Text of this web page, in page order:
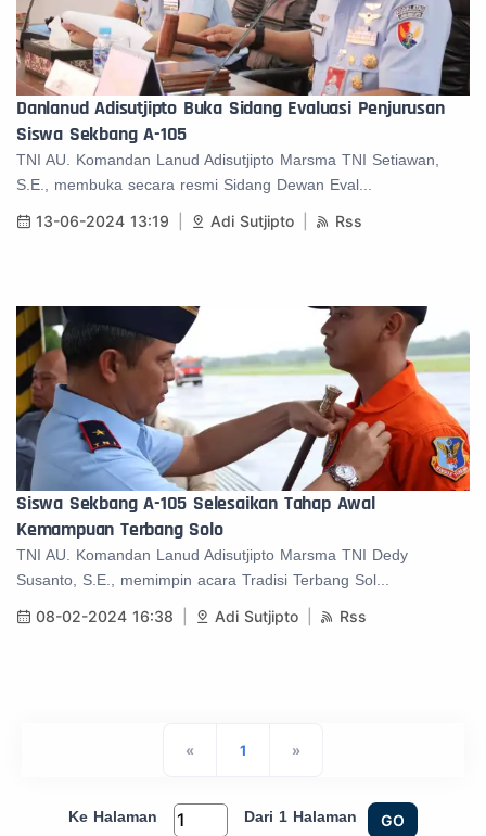
Danlanud Adisutjipto Buka Sidang Evaluasi Penjurusan
Siswa Sekbang A-105
TNI AU. Komandan Lanud Adisutjipto Marsma TNI Setiawan,
S.E., membuka secara resmi Sidang Dewan Eval...
13-06-2024 13:19 Adi Sutjipto Rss
Siswa Sekbang A-105 Selesaikan Tahap Awal
Kemampuan Terbang Solo
TNI AU. Komandan Lanud Adisutjipto Marsma TNI Dedy
Susanto, S.E., memimpin acara Tradisi Terbang Sol...
08-02-2024 16:38 Adi Sutjipto Rss
« 1 »
Ke Halaman Dari 1 Halaman GO